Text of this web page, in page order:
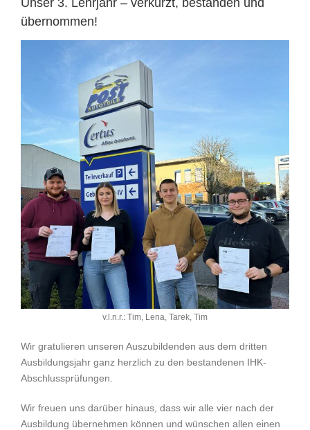
Unser 3. Lehrjahr – verkürzt, bestanden und
übernommen!
v.l.n.r.: Tim, Lena, Tarek, Tim
Wir gratulieren unseren Auszubildenden aus dem dritten
Ausbildungsjahr ganz herzlich zu den bestandenen IHK-
Abschlussprüfungen.
Wir freuen uns darüber hinaus, dass wir alle vier nach der
Ausbildung übernehmen können und wünschen allen einen